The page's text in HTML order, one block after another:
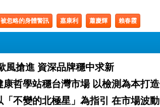
被忽略的身體警訊 嘉康利 蕭慶輝 賴春霞
贏家出列 韓流歐風搶進 資深品牌穩中求新
聖希諾｜北歐健康哲學站穩台灣
台灣艾多美｜以「不變